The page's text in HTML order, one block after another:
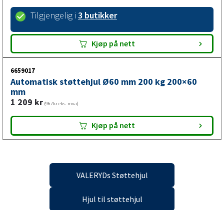
Tilgjengelig i 3 butikker
Kjøp på nett
6659017
Automatisk støttehjul Ø60 mm 200 kg 200×60
mm
1 209 kr (967kr eks. mva)
Kjøp på nett
VALERYDs Støttehjul
Hjul til støttehjul